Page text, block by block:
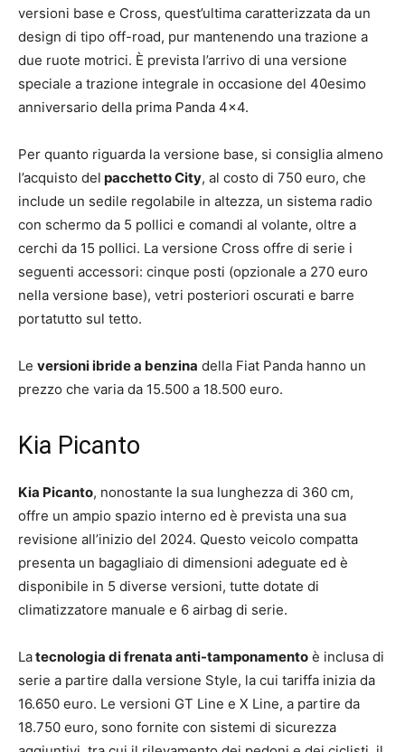
versioni base e Cross, quest’ultima caratterizzata da un
design di tipo off-road, pur mantenendo una trazione a
due ruote motrici. È prevista l’arrivo di una versione
speciale a trazione integrale in occasione del 40esimo
anniversario della prima Panda 4×4.
Per quanto riguarda la versione base, si consiglia almeno
l’acquisto del pacchetto City, al costo di 750 euro, che
include un sedile regolabile in altezza, un sistema radio
con schermo da 5 pollici e comandi al volante, oltre a
cerchi da 15 pollici. La versione Cross offre di serie i
seguenti accessori: cinque posti (opzionale a 270 euro
nella versione base), vetri posteriori oscurati e barre
portatutto sul tetto.
Le versioni ibride a benzina della Fiat Panda hanno un
prezzo che varia da 15.500 a 18.500 euro.
Kia Picanto
Kia Picanto, nonostante la sua lunghezza di 360 cm,
offre un ampio spazio interno ed è prevista una sua
revisione all’inizio del 2024. Questo veicolo compatta
presenta un bagagliaio di dimensioni adeguate ed è
disponibile in 5 diverse versioni, tutte dotate di
climatizzatore manuale e 6 airbag di serie.
Latecnologia di frenata anti-tamponamento è inclusa di
serie a partire dalla versione Style, la cui tariffa inizia da
16.650 euro. Le versioni GT Line e X Line, a partire da
18.750 euro, sono fornite con sistemi di sicurezza